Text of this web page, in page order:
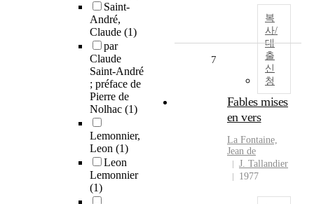
Saint-
André,
Claude (1)
par
Claude
Saint-André
; préface de
Pierre de
Nolhac (1)
Lemonnier,
Leon (1)
Leon
Lemonnier
(1)
복
사/
대
출
신
청
7
Fables mises
en vers
La Fontaine,
Jean de
J. Tallandier
1977